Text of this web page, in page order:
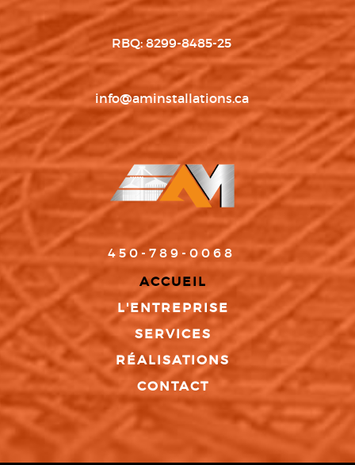
RBQ: 8299-8485-25
info@aminstallations.ca
450-789-0068
ACCUEIL
L'ENTREPRISE
SERVICES
RÉALISATIONS
CONTACT